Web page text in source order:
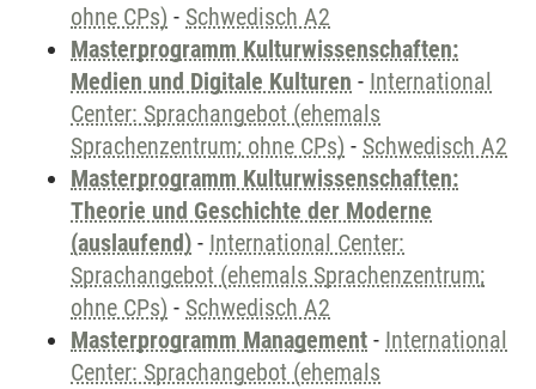
ohne CPs) - Schwedisch A2
Masterprogramm Kulturwissenschaften:
Medien und Digitale Kulturen - International
Center: Sprachangebot (ehemals
Sprachenzentrum; ohne CPs) - Schwedisch A2
Masterprogramm Kulturwissenschaften:
Theorie und Geschichte der Moderne
(auslaufend) - International Center:
Sprachangebot (ehemals Sprachenzentrum;
ohne CPs) - Schwedisch A2
Masterprogramm Management - International
Center: Sprachangebot (ehemals